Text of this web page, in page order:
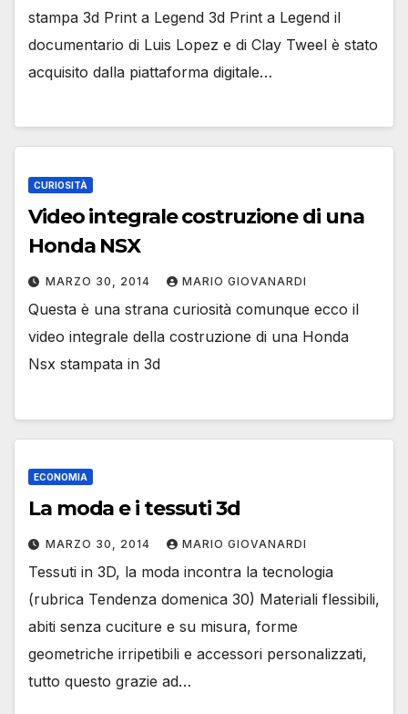
stampa 3d Print a Legend 3d Print a Legend il
documentario di Luis Lopez e di Clay Tweel è stato
acquisito dalla piattaforma digitale…
CURIOSITÀ
Video integrale costruzione di una
Honda NSX
MARZO 30, 2014 MARIO GIOVANARDI
Questa è una strana curiosità comunque ecco il
video integrale della costruzione di una Honda
Nsx stampata in 3d
ECONOMIA
La moda e i tessuti 3d
MARZO 30, 2014 MARIO GIOVANARDI
Tessuti in 3D, la moda incontra la tecnologia
(rubrica Tendenza domenica 30) Materiali flessibili,
abiti senza cuciture e su misura, forme
geometriche irripetibili e accessori personalizzati,
tutto questo grazie ad…